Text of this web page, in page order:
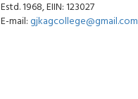
Estd. 1968, EIIN: 123027
E-mail:gjkagcollege@gmail.com